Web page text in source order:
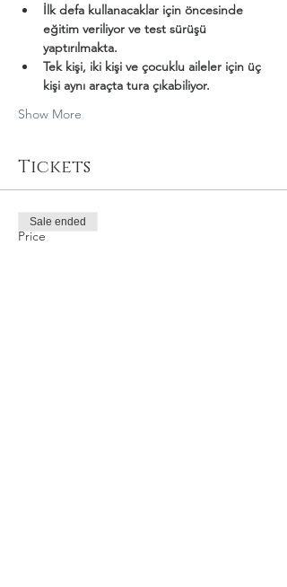
İlk defa kullanacaklar için öncesinde
eğitim veriliyor ve test sürüşü
yaptırılmakta.
Tek kişi, iki kişi ve çocuklu aileler için üç
kişi aynı araçta tura çıkabiliyor.
Show More
Tickets
Price
Sale ended